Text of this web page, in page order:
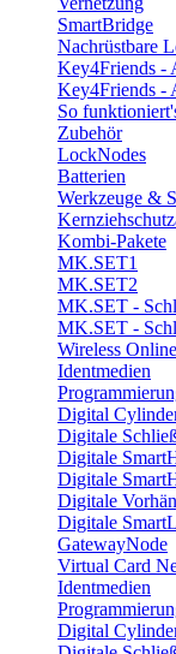
SmartBridge
Nachrüstbare
Key4Friends -
Key4Friends -
So
Zubehör
LockNodes
Batterien
Werkzeuge &
Kombi-Pakete
MK.SET1
MK.SET2
MK.SET -
MK.SET -
Wireless Online
Identmedien
Digital
Digitale
Digitale
Digitale
Digitale
Digitale
GatewayNode
Virtual Card
Identmedien
Digital